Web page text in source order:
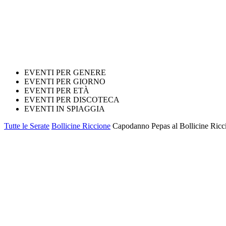
EVENTI PER GENERE
EVENTI PER GIORNO
EVENTI PER ETÀ
EVENTI PER DISCOTECA
EVENTI IN SPIAGGIA
Tutte le Serate Bollicine Riccione Capodanno Pepas al Bollicine